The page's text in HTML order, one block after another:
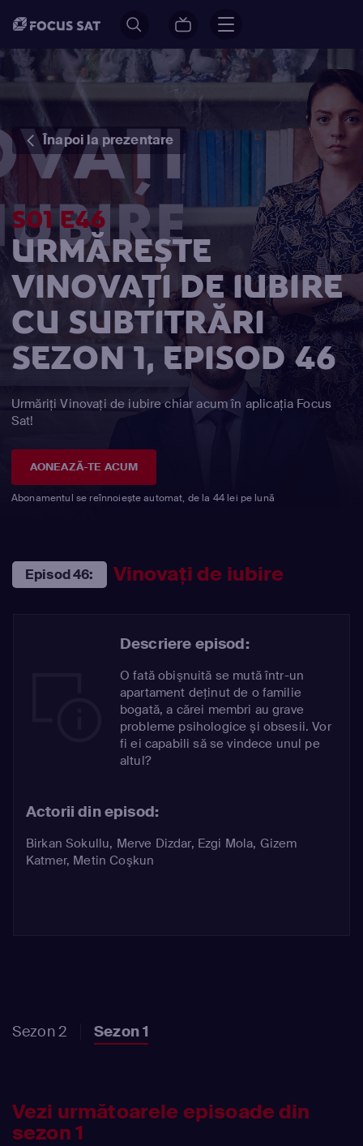
Înapoi la prezentare
S01 E46
URMĂREȘTE
VINOVAŢI DE IUBIRE
CU SUBTITRĂRI
SEZON 1, EPISOD 46
Urmăriți Vinovaţi de iubire chiar acum în aplicația Focus
Sat!
AONEAZĂ-TE ACUM
Abonamentul se reînnoiește automat, de la 44 lei pe lună
Episod 46: Vinovaţi de iubire
Descriere episod:
O fată obişnuită se mută într-un
apartament deţinut de o familie
bogată, a cărei membri au grave
probleme psihologice şi obsesii. Vor
fi ei capabili să se vindece unul pe
altul?
Actorii din episod:
Birkan Sokullu, Merve Dizdar, Ezgi Mola, Gizem
Katmer, Metin Coşkun
Sezon 2 Sezon 1
Vezi următoarele episoade din
sezon 1